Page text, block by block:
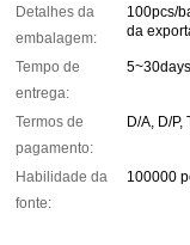
Detalhes da
embalagem:
100pcs/
da
Tempo de
entrega:
Termos de
pagamento:
D/A, D/P,
Habilidade da
fonte:
100000